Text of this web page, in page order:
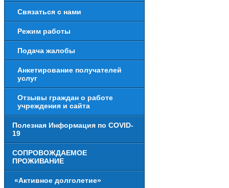
Связаться с нами
Режим работы
Подача жалобы
Анкетирование получателей
услуг
Отзывы граждан о работе
учреждения и сайта
Полезная Информация по COVID-
19
СОПРОВОЖДАЕМОЕ
ПРОЖИВАНИЕ
«Активное долголетие»